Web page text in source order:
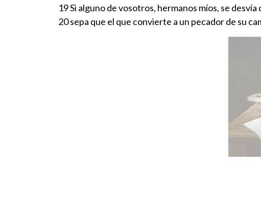
19 Si alguno de vosotros, hermanos míos, se
20 sepa que el que convierte a un pecador de su